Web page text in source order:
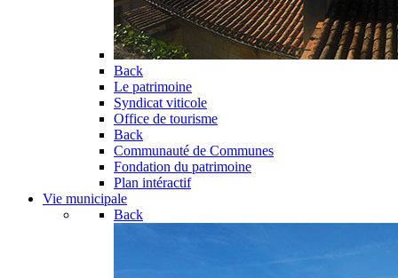
Back
Le patrimoine
Syndicat viticole
Office de tourisme
Back
Communauté de Communes
Fondation du patrimoine
Plan intéractif
Vie municipale
Back